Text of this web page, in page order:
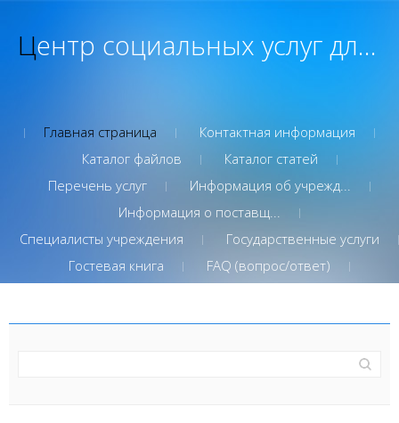
Центр социальных услуг для населения города Рассказово и Рассказовского района
Главная страница
Контактная информация
Каталог файлов
Каталог статей
Перечень услуг
Информация об учрежд...
Информация о поставщ...
Специалисты учреждения
Государственные услуги
Гостевая книга
FAQ (вопрос/ответ)